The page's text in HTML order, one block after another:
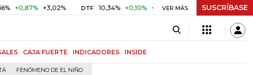
+3,02% DTF 10,34% +0,10% +0,98% UVR $ 416,81 +$ 0,05
VER MÁS SUSCRÍBASE
CAJA FUERTE INDICADORES INSIDE
FENÓMENO DE EL NIÑO